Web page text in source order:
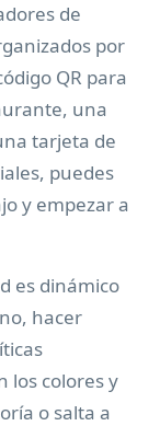
de
por
QR para
una
tarjeta de
puedes
y empezar a
es dinámico
hacer
los colores y
o salta a